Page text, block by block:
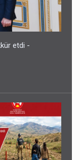
etdi -